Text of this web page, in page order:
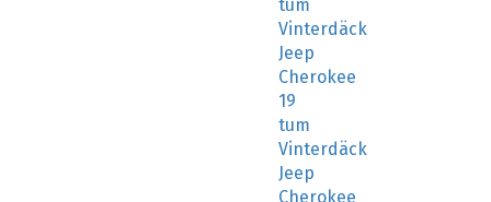
tum
Vinterdäck
Jeep
Cherokee
19
tum
Vinterdäck
Jeep
Cherokee